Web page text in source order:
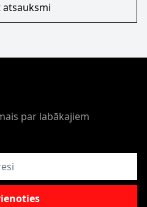
atsauksmi
par labākajiem